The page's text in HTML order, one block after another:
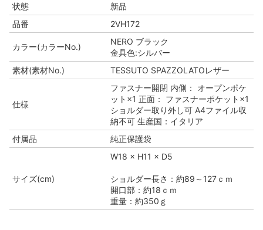
状態
新品
品番
2VH172
カラー(カラーNo.)
NERO ブラック
金具色:シルバー
素材(素材No.)
TESSUTO SPAZZOLATOレザー
仕様
ファスナー開閉 内側： オープンポケ
ット×1 正面： ファスナーポケット×1
ショルダー取り外し可 A4ファイル収
納不可 生産国：イタリア
付属品
純正保護袋
サイズ(cm)
W18 × H11 × D5
ショルダー長さ：約89～127ｃｍ
開口部：約18ｃｍ
重量：約350ｇ